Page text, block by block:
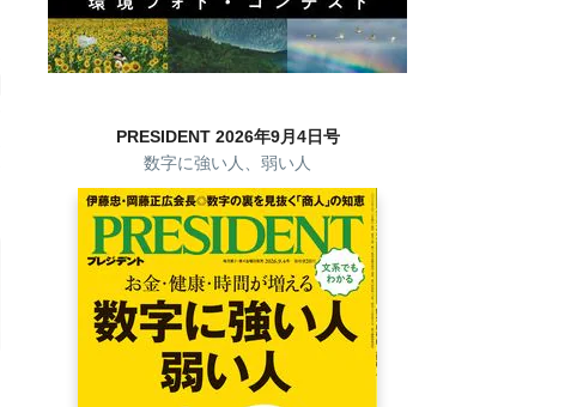
PRESIDENT 2026年9月4日号
数字に強い人、弱い人